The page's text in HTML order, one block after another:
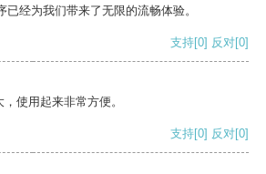
经为我们带来了无限的流畅体验。
支持[0] 反对[0]
使用起来非常方便。
支持[0] 反对[0]